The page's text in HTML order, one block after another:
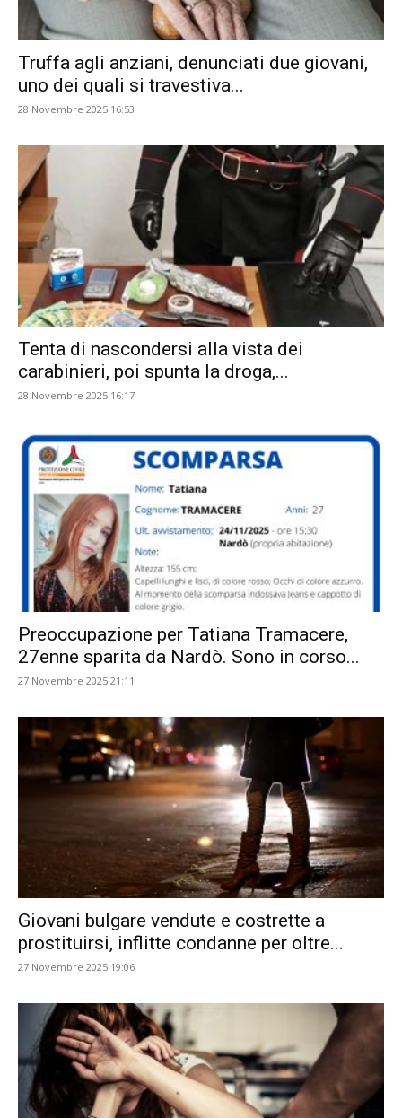
Truffa agli anziani, denunciati due giovani,
uno dei quali si travestiva...
28 Novembre 2025 16:53
Tenta di nascondersi alla vista dei
carabinieri, poi spunta la droga,...
28 Novembre 2025 16:17
Preoccupazione per Tatiana Tramacere,
27enne sparita da Nardò. Sono in corso...
27 Novembre 2025 21:11
Giovani bulgare vendute e costrette a
prostituirsi, inflitte condanne per oltre...
27 Novembre 2025 19:06